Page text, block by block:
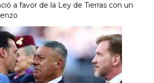
a favor de la Ley de Tierras con un